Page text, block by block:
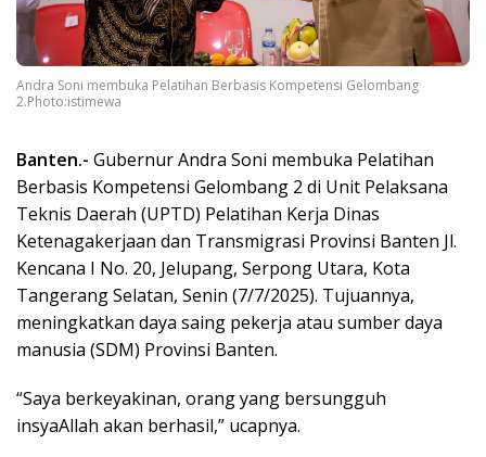
Andra Soni membuka Pelatihan Berbasis Kompetensi Gelombang
2.Photo:istimewa
Banten.- Gubernur Andra Soni membuka Pelatihan
Berbasis Kompetensi Gelombang 2 di Unit Pelaksana
Teknis Daerah (UPTD) Pelatihan Kerja Dinas
Ketenagakerjaan dan Transmigrasi Provinsi Banten Jl.
Kencana I No. 20, Jelupang, Serpong Utara, Kota
Tangerang Selatan, Senin (7/7/2025). Tujuannya,
meningkatkan daya saing pekerja atau sumber daya
manusia (SDM) Provinsi Banten.
“Saya berkeyakinan, orang yang bersungguh
insyaAllah akan berhasil,” ucapnya.